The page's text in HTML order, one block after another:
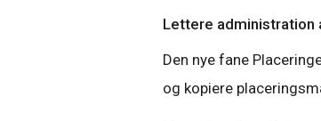
Lettere
Den nye fane
og kopiere